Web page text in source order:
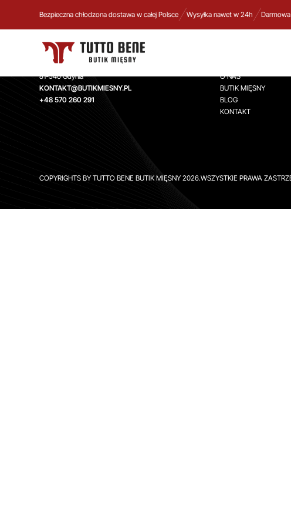
Bezpieczna chłodzona dostawa w całej Polsce Wysyłka nawet w 24h
TUTTO BENE BUTIK MIĘSNY
Aleja Zwycięstwa 244,
81-540 Gdynia
KONTAKT@BUTIKMIESNY.PL
+48 570 260 291
O NAS
BUTIK MIĘSNY
BLOG
KONTAKT
COPYRIGHTS BY TUTTO BENE BUTIK MIĘSNY 2026.WSZYSTKIE PRAWA